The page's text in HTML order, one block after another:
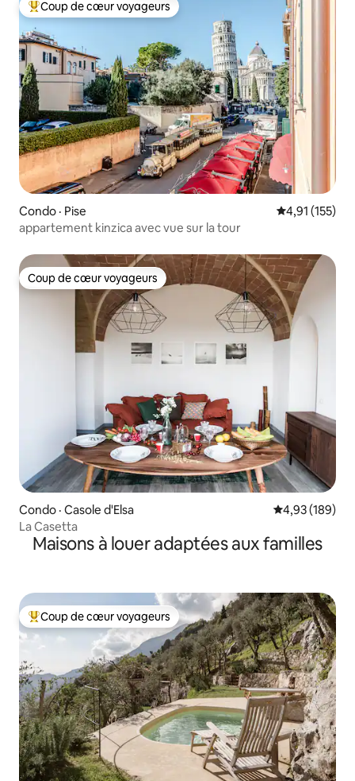
Coup de cœur voyageurs parmi les plus aimés
Coup de cœur voyageurs
Condo · Pise Note
4,91 (155)
appartement kinzica avec vue sur la tour
Coup de cœur voyageurs
Coup de cœur voyageurs
Condo · Casole d'Elsa Note
4,93 (189)
La Casetta
Maisons à louer adaptées aux familles
Coup de cœur voyageurs parmi les plus aimés
Coup de cœur voyageurs